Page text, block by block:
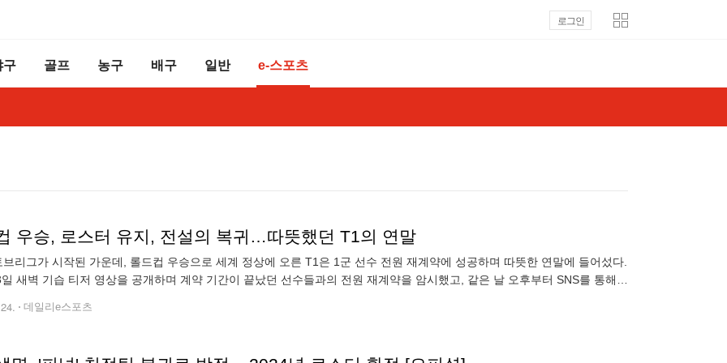
로그인
구 골프 농구 배구 일반 e-스포츠
우승, 로스터 유지, 전설의 복귀…따뜻했던 T1의 연말
리그가 시작된 가운데, 롤드컵 우승으로 세계 정상에 오른 T1은 1군 선수 전원 재계약에 성공하며 따뜻한 연말에 들어섰다.
새벽 기습 티저 영상을 공개하며 계약 기간이 끝났던 선수들과의 전원 재계약을 암시했고, 같은 날 오후부터 SNS를 통해
데일리e스포츠